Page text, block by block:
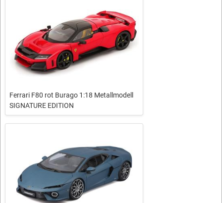
Ferrari F80 rot Burago 1:18 Metallmodell
SIGNATURE EDITION